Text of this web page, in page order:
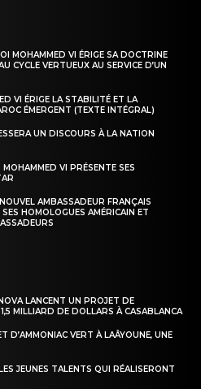
MOHAMMED VI ÉRIGE SA DOCTRINE
CYCLE VERTUEUX AU SERVICE D’UN
VI ÉRIGE LA STABILITÉ ET LA
ÉMERGENT (TEXTE INTÉGRAL)
UN DISCOURS À LA NATION
VI PRÉSENTE SES
AMBASSADEUR FRANÇAIS
HOMOLOGUES AMÉRICAIN ET
LANCENT UN PROJET DE
MILLIARD DE DOLLARS À CASABLANCA
D’AMMONIAC VERT À LAÂYOUNE, UNE
JEUNES TALENTS QUI RÉALISERONT